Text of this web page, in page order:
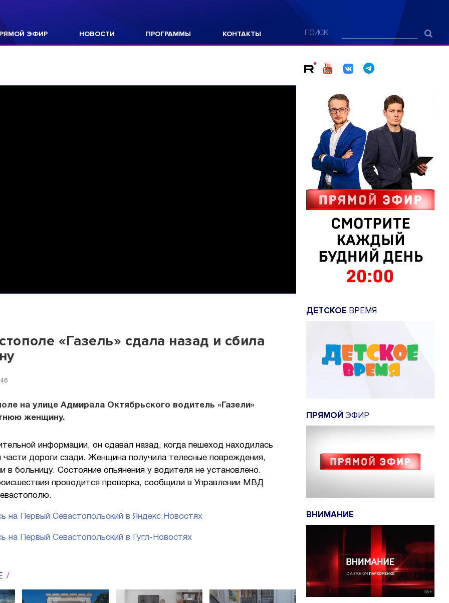
ЭФИР НОВОСТИ ПРОГРАММЫ КОНТАКТЫ ПОИСК
«Газель» сдала назад и сбила
на улице Адмирала Октябрьского водитель «Газели»
женщину.
информации, он сдавал назад, когда пешеход находилась
части дороги сзади. Женщина получила телесные повреждения,
в больницу. Состояние опьянения у водителя не установлено.
проводится проверка, сообщили в Управлении МВД
на Первый Севастопольский в Яндекс.Новостях
на Первый Севастопольский в Гугл-Новостях
ДЕТСКОЕ ВРЕМЯ
ПРЯМОЙ ЭФИР
ВНИМАНИЕ